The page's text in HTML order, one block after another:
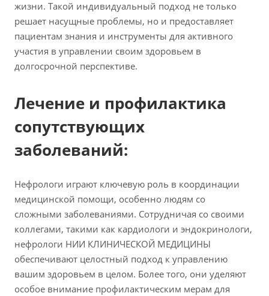
жизни. Такой индивидуальный подход не только
решает насущные проблемы, но и предоставляет
пациентам знания и инструменты для активного
участия в управлении своим здоровьем в
долгосрочной перспективе.
Лечение и профилактика
сопутствующих
заболеваний:
Нефрологи играют ключевую роль в координации
медицинской помощи, особенно людям со
сложными заболеваниями. Сотрудничая со своими
коллегами, такими как кардиологи и эндокринологи,
нефрологи НИИ КЛИНИЧЕСКОЙ МЕДИЦИНЫ
обеспечивают целостный подход к управлению
вашим здоровьем в целом. Более того, они уделяют
особое внимание профилактическим мерам для